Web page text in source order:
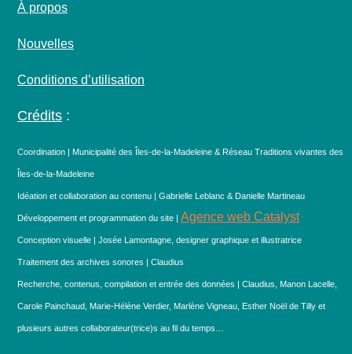
À propos
Nouvelles
Conditions d’utilisation
Crédits :
Coordination | Municipalité des Îles-de-la-Madeleine & Réseau Traditions vivantes des
Îles-de-la-Madeleine
Idéation et collaboration au contenu | Gabrielle Leblanc & Danielle Martineau
Développement et programmation du site | Agence web Catalyst
Conception visuelle | Josée Lamontagne, designer graphique et illustratrice
Traitement des archives sonores | Claudius
Recherche, contenus, compilation et entrée des données | Claudius, Manon Lacelle,
Carole Painchaud, Marie-Hélène Verdier, Marlène Vigneau, Esther Noël de Tilly et
plusieurs autres collaborateur(trice)s au fil du temps…